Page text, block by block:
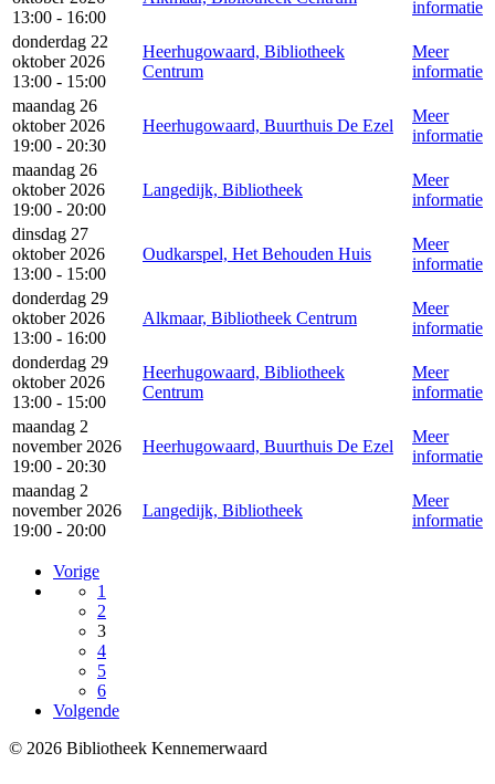
13:00 - 16:00
informatie
donderdag 22
oktober 2026
13:00 - 15:00
Heerhugowaard, Bibliotheek
Centrum
Meer
informatie
maandag 26
oktober 2026
19:00 - 20:30
Heerhugowaard, Buurthuis De Ezel
Meer
informatie
maandag 26
oktober 2026
19:00 - 20:00
Langedijk, Bibliotheek
Meer
informatie
dinsdag 27
oktober 2026
13:00 - 15:00
Oudkarspel, Het Behouden Huis
Meer
informatie
donderdag 29
oktober 2026
13:00 - 16:00
Alkmaar, Bibliotheek Centrum
Meer
informatie
donderdag 29
oktober 2026
13:00 - 15:00
Heerhugowaard, Bibliotheek
Centrum
Meer
informatie
maandag 2
november 2026
19:00 - 20:30
Heerhugowaard, Buurthuis De Ezel
Meer
informatie
maandag 2
november 2026
19:00 - 20:00
Langedijk, Bibliotheek
Meer
informatie
Vorige
1
2
3
4
5
6
Volgende
© 2026 Bibliotheek Kennemerwaard